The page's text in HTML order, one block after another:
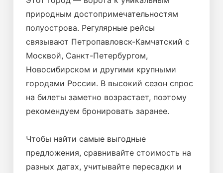
природным достопримечательностям
полуострова. Регулярные рейсы
связывают Петропавловск-Камчатский с
Москвой, Санкт-Петербургом,
Новосибирском и другими крупными
городами России. В высокий сезон спрос
на билеты заметно возрастает, поэтому
рекомендуем бронировать заранее.
Чтобы найти самые выгодные
предложения, сравнивайте стоимость на
разных датах, учитывайте пересадки и